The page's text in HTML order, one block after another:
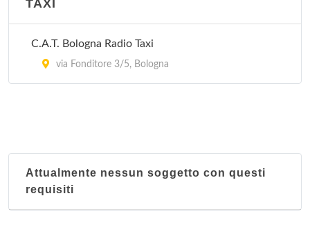
TAXI
C.A.T. Bologna Radio Taxi
via Fonditore 3/5, Bologna
Attualmente nessun soggetto con questi
requisiti